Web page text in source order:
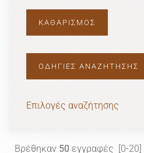
ΟΔΗΓΙΕΣ ΑΝΑΖΗΤΗΣΗΣ
Επιλογές αναζήτησης
Βρέθηκαν 50 εγγραφές [0-20]